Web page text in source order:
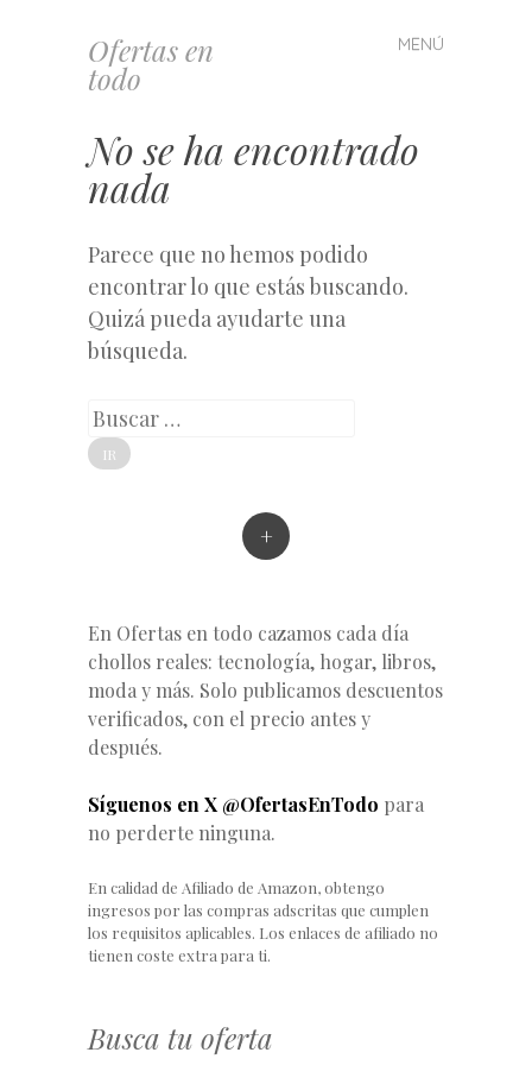
Ofertas en
todo
MENÚ
Saltar
al
No se ha encontrado
nada
Parece que no hemos podido
encontrar lo que estás buscando.
Quizá pueda ayudarte una
búsqueda.
Buscar
+
En Ofertas en todo cazamos cada día
chollos reales: tecnología, hogar, libros,
moda y más. Solo publicamos descuentos
verificados, con el precio antes y
después.
Síguenos en X @OfertasEnTodo para
no perderte ninguna.
En calidad de Afiliado de Amazon, obtengo
ingresos por las compras adscritas que cumplen
los requisitos aplicables. Los enlaces de afiliado no
tienen coste extra para ti.
Busca tu oferta